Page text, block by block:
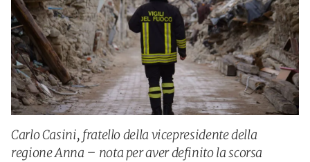
Carlo Casini, fratello della vicepresidente della
regione Anna – nota per aver definito la scorsa